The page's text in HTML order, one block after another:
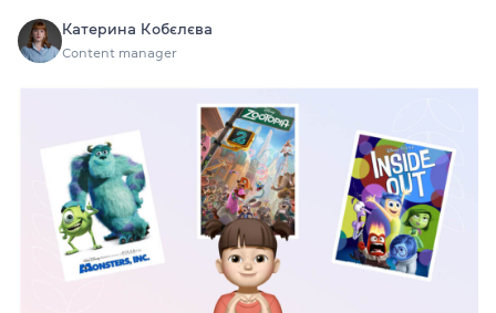
Катерина Кобєлєва
Content manager